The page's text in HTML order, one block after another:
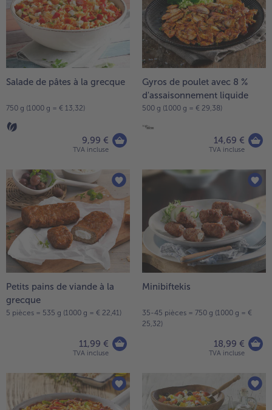
TousVins & Alcools
Ustensiles de cuisine
TousUstensiles de cuisine
Gâteaux & Tartes
TousGâteaux & Tartes
TousBIO
bofrost*free
Tousbofrost*free
TousHigh Protein
bofrost*plus.
Tousbofrost*plus.
Alternatives végétale
TousAlternatives végétale
Friteuse à air chaud
TousFriteuse à air chaud
liste.
Salade de pâtes à la grecque
750 g (1000 g = € 13,32)
9,99 €
TVA incluse
Gyros de poulet avec 8 %
d'assaisonnement liquide
500 g (1000 g = € 29,38)
14,69 €
TVA incluse
Petits pains de viande à la
grecque
5 pièces = 535 g (1000 g = € 22,41)
11,99 €
TVA incluse
Minibiftekis
35-45 pièces = 750 g (1000 g = €
25,32)
18,99 €
TVA incluse